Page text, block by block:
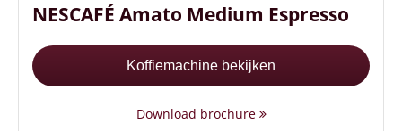
NESCAFÉ Amato Medium Espresso
Koffiemachine bekijken
Download brochure